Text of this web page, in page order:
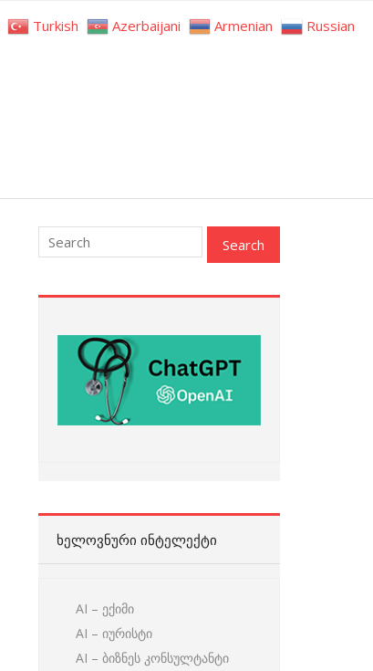
ᲮᲔᲚᲝᲕᲜᲣᲠᲘ ᲘᲜᲢᲔᲚᲔᲥᲢᲘ
AI – ექიმი
AI – იურისტი
AI – ბიზნეს კონსულტანტი
Turkish Azerbaijani Armenian Russian